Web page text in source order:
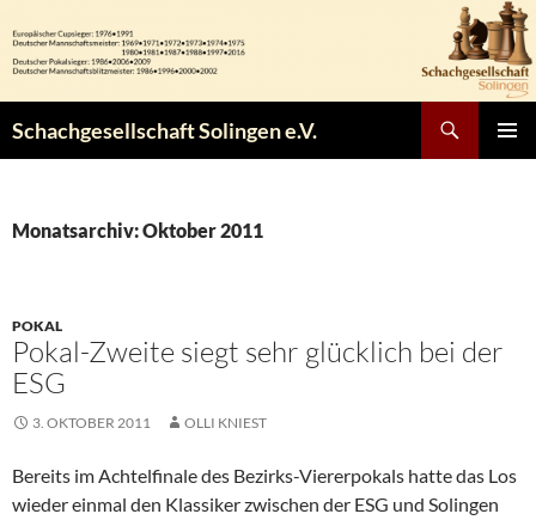
Inhalt
springen
Schachgesellschaft Solingen e.V.
Monatsarchiv: Oktober 2011
POKAL
Pokal-Zweite siegt sehr glücklich bei der
ESG
3. OKTOBER 2011 OLLI KNIEST
Bereits im Achtelfinale des Bezirks-Viererpokals hatte das Los
wieder einmal den Klassiker zwischen der ESG und Solingen